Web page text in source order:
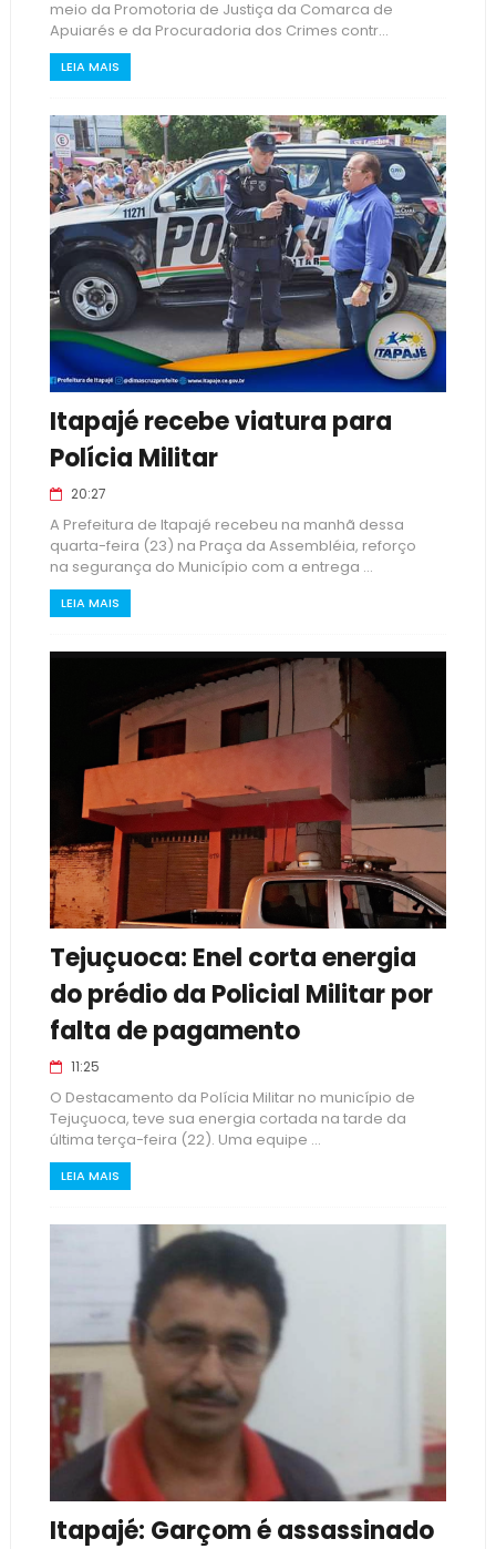
meio da Promotoria de Justiça da Comarca de
Apuiarés e da Procuradoria dos Crimes contr...
LEIA MAIS
Itapajé recebe viatura para
Polícia Militar
20:27
A Prefeitura de Itapajé recebeu na manhã dessa
quarta-feira (23) na Praça da Assembléia, reforço
na segurança do Município com a entrega ...
LEIA MAIS
Tejuçuoca: Enel corta energia
do prédio da Policial Militar por
falta de pagamento
11:25
O Destacamento da Polícia Militar no município de
Tejuçuoca, teve sua energia cortada na tarde da
última terça-feira (22). Uma equipe ...
LEIA MAIS
Itapajé: Garçom é assassinado